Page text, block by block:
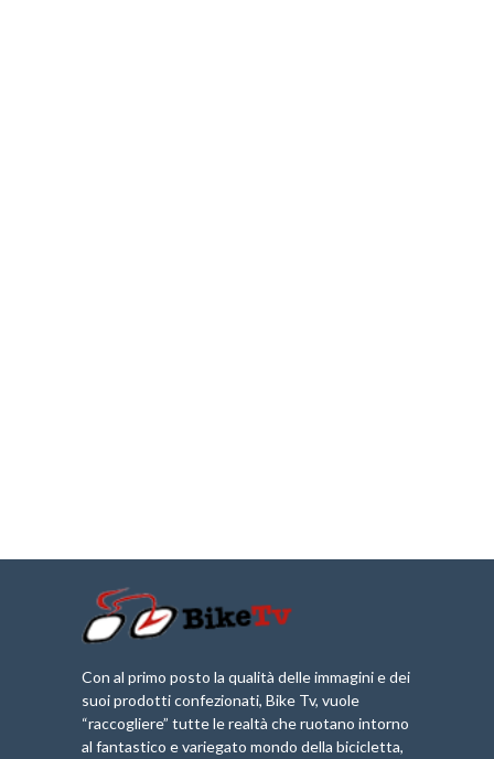
Con al primo posto la qualità delle immagini e dei
suoi prodotti confezionati, Bike Tv, vuole
“raccogliere” tutte le realtà che ruotano intorno
al fantastico e variegato mondo della bicicletta,